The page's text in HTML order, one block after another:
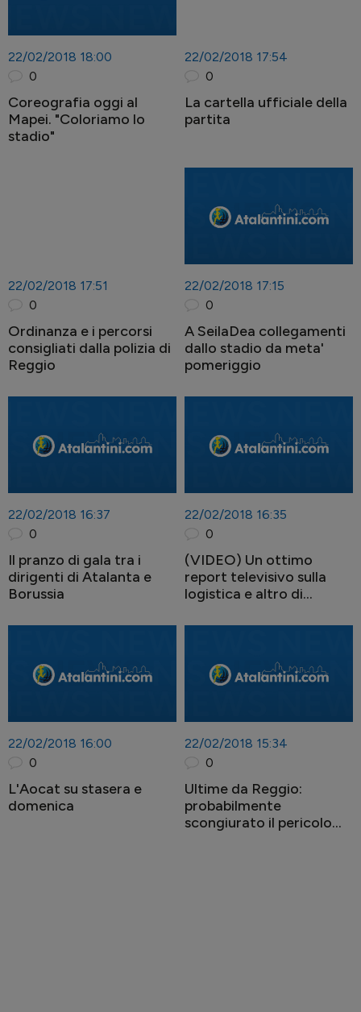
22/02/2018 18:00
0
Coreografia oggi al
Mapei. "Coloriamo lo
stadio"
22/02/2018 17:54
0
La cartella ufficiale della
partita
22/02/2018 17:51
0
Ordinanza e i percorsi
consigliati dalla polizia di
Reggio
22/02/2018 17:15
0
A SeilaDea collegamenti
dallo stadio da meta'
pomeriggio
22/02/2018 16:37
0
Il pranzo di gala tra i
dirigenti di Atalanta e
Borussia
22/02/2018 16:35
0
(VIDEO) Un ottimo
report televisivo sulla
logistica e altro di
22/02/2018 16:00
0
L'Aocat su stasera e
domenica
22/02/2018 15:34
0
Ultime da Reggio:
probabilmente
scongiurato il pericolo